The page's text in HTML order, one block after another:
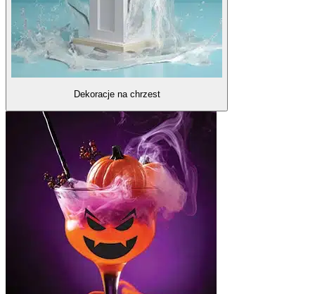
Dekoracje na chrzest